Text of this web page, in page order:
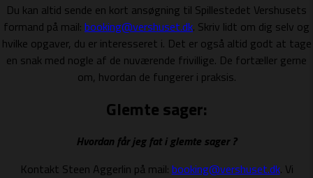
Du kan altid sende en kort ansøgning til Spillestedet Vershusets
formand på mail: booking@vershuset.dk. Skriv lidt om dig selv og
hvilke opgaver, du er interesseret i. Det er også altid godt at tage
en snak med nogle af de nuværende frivillige. De fortæller gerne
om, hvordan de fungerer i praksis.
Glemte sager:
Hvordan får jeg fat i glemte sager ?
Kontakt Steen Aggerlin på mail: booking@vershuset.dk. Vi